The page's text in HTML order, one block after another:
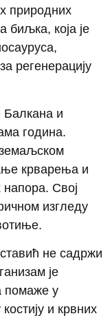
природних
биљка, која је
регенерацију
Балкана и
година.
крварења и
Свој
изгледу
не садржи
је
помаже у
и крвних